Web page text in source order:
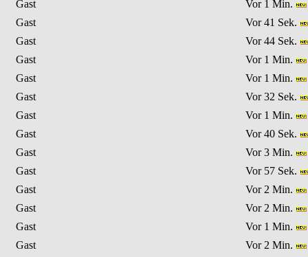
Gast Vor 1 Min.
Gast
Vor 41 Sek.
Gast
Vor 44 Sek.
Gast
Vor 1 Min.
Gast
Vor 1 Min.
Gast
Vor 32 Sek.
Gast
Vor 1 Min.
Gast
Vor 40 Sek.
Gast
Vor 3 Min.
Gast
Vor 57 Sek.
Gast
Vor 2 Min.
Gast
Vor 2 Min.
Gast
Vor 1 Min.
Gast
Vor 2 Min.